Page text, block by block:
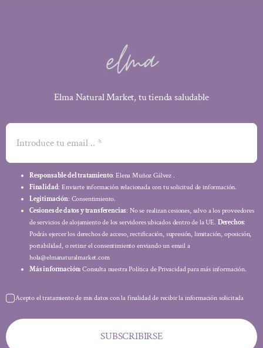
Elma Natural Market, tu tienda saludable
Responsable del tratamiento: Elena Muñoz Gálvez .
Finalidad: Enviarte información relacionada con tu solicitud de información.
Legitimación: Consentimiento.
Cesiones de datos y transferencias: No se realizan cesiones, salvo a los proveedores
de servicios de alojamiento de los servidores ubicados dentro de la UE. Derechos:
Podrás ejercer los derechos de acceso, rectificación, supresión, limitación, oposición,
portabilidad, o retirar el consentimiento enviando un email a
hola@elmanaturalmarket.com
Más información: Consulta nuestra Política de Privacidad para más información.
Acepto el tratamiento de mis datos con la finalidad de recibir la información solicitada
SUBSCRIBIRSE